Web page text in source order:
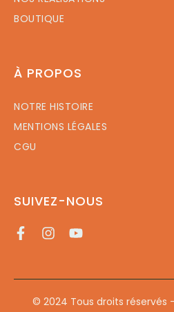
BOUTIQUE
À PROPOS
NOTRE HISTOIRE
MENTIONS LÉGALES
CGU
SUIVEZ-NOUS
© 2024 Tous droits réservés